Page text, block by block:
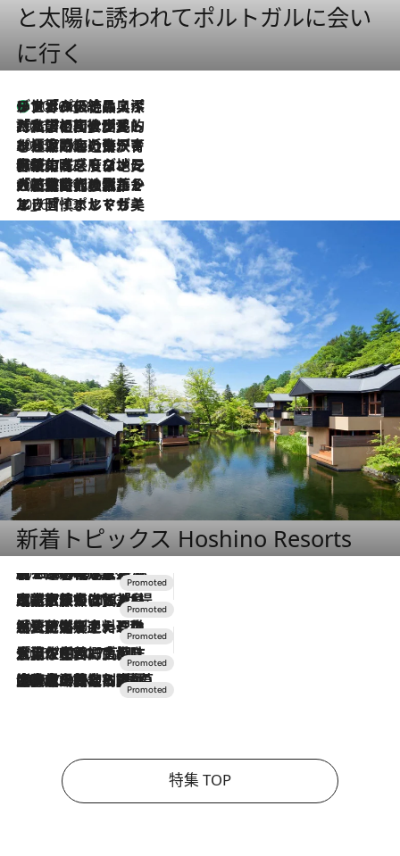
と太陽に誘われてポルトガルに会い
に行く
2026.8.8
リスボンの絶品スイーツ「パステル・デ・ナタ」とは？ポルトガル伝統の奥深い世界へ
2026.7.27
「私の祖国はポルトガル語です」国民的詩人フェルナンド・ペソアと、彼が愛した文学の街を歩く
2026.7.26
ポルトガル近海が育む極上の海の幸。キリリと冷えた白ワインと愉しむ、シーフード専門店の贅沢
2026.7.22
伝統の味をモダンに昇華。高感度な地元客が集う、リスボンの最旬ガストロノミー
2026.7.21
大航海時代の栄華から、震災、独裁、そして革命へ。ポルトガル・首都リスボンの石畳に刻まれた「歴史の光と影」
2026.7.13
エッセイ・ヤマザキマリ「慎ましくも美しき国 ポルトガル」
新着トピックス Hoshino Resorts
2026.8.7
【トンボの足水浴】ヒノキの香りに包まれて涼感マックス！約13℃の湧水かけ流しを避暑地「星野温泉 トンボの湯」で体験
2026.7.31
【ホテル帰省】という選択肢をOMOが提案。家族とほどよい距離を保つには「昼は実家、夜は気兼ねなくホテルで！」
2026.7.24
【夏限定ディナーコース】旬を迎える稚鮎や花ズッキーニなどをイタリア・トスカーナの郷土料理の手法で満喫！
2026.7.17
「土佐和ハーブかき氷」がOMO7高知に登場！生姜、山椒、大葉など目にも舌にも涼を呼ぶ郷土の味
2026.7.10
NEW OPEN！【界 草津】名湯の地に誕生。趣の異なる2種の温泉と上州ならではの会席・蕎麦割烹など美食を味わう究極の癒やし旅
特集 TOP